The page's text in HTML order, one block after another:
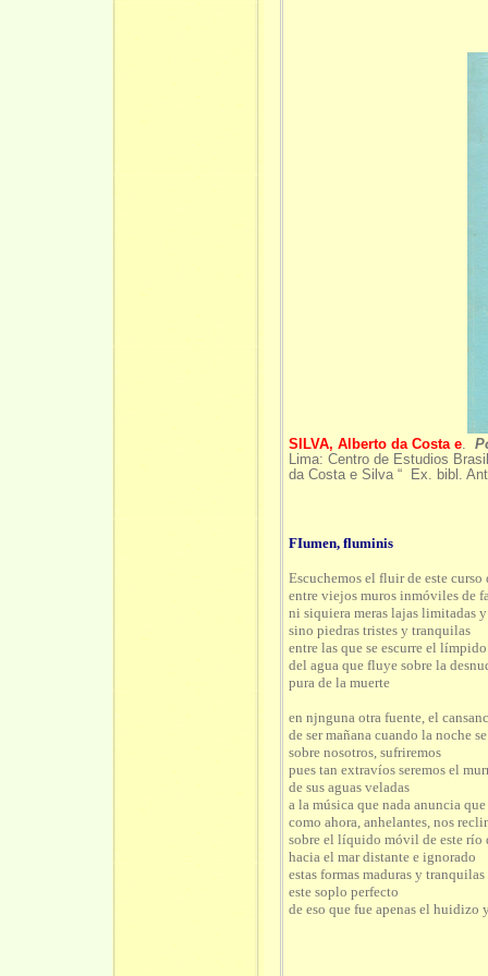
SILVA, Alberto da Costa e
Lima: Centro de Estudios
da Costa e Silva “ Ex. bibl.
FIumen, fluminis
Escuchemos el fluir de este curso
entre viejos muros inmóviles de
ni siquiera meras lajas limitadas
sino piedras tristes y tranquilas
entre las que se escurre el
del agua que fluye sobre la
pura de la muerte
en njnguna otra fuente, el
de ser mañana cuando la noche
sobre nosotros, sufriremos
pues tan extravíos seremos el
de sus aguas veladas
a la música que nada anuncia
como ahora, anhelantes, nos
sobre el líquido móvil de este río
hacia el mar distante e ignorado
estas formas maduras y tranquilas
este soplo perfecto
de eso que fue apenas el huidizo